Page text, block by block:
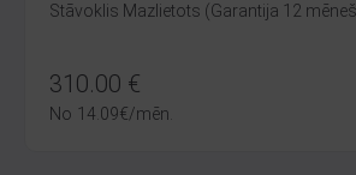
Stāvoklis Mazlietots (Garantija 12
310.00 €
No 14.09€/mēn.